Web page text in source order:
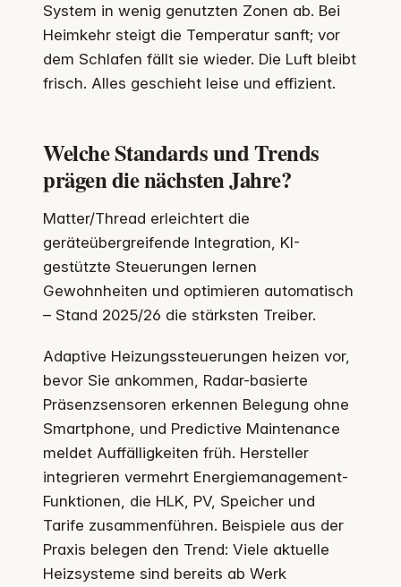
System in wenig genutzten Zonen ab. Bei
Heimkehr steigt die Temperatur sanft; vor
dem Schlafen fällt sie wieder. Die Luft bleibt
frisch. Alles geschieht leise und effizient.
Welche Standards und Trends
prägen die nächsten Jahre?
Matter/Thread erleichtert die
geräteübergreifende Integration, KI-
gestützte Steuerungen lernen
Gewohnheiten und optimieren automatisch
– Stand 2025/26 die stärksten Treiber.
Adaptive Heizungssteuerungen heizen vor,
bevor Sie ankommen, Radar-basierte
Präsenzsensoren erkennen Belegung ohne
Smartphone, und Predictive Maintenance
meldet Auffälligkeiten früh. Hersteller
integrieren vermehrt Energiemanagement-
Funktionen, die HLK, PV, Speicher und
Tarife zusammenführen. Beispiele aus der
Praxis belegen den Trend: Viele aktuelle
Heizsysteme sind bereits ab Werk